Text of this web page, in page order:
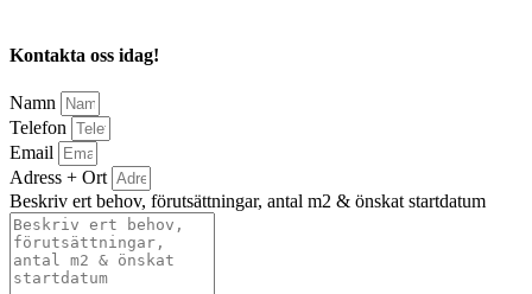
Kontakta oss idag!
Namn
Telefon
Email
Adress + Ort
Beskriv ert behov, förutsättningar, antal m2 & önskat startdatum